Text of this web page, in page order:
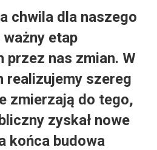
chwila dla naszego
etap
przez nas zmian. W
realizujemy szereg
zmierzają do tego,
zyskał nowe
końca budowa